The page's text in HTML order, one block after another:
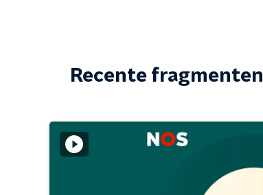
Recente fragmenten